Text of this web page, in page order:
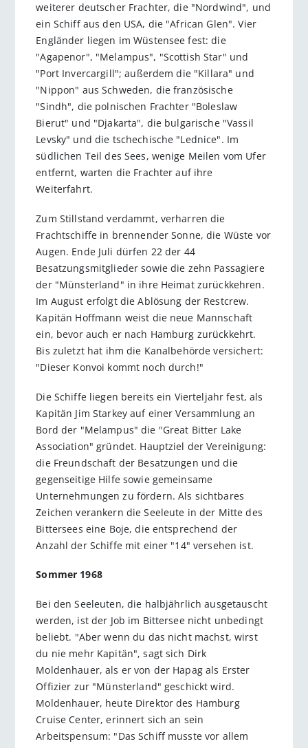
weiterer deutscher Frachter, die "Nordwind", und
ein Schiff aus den USA, die "African Glen". Vier
Engländer liegen im Wüstensee fest: die
"Agapenor", "Melampus", "Scottish Star" und
"Port Invercargill"; außerdem die "Killara" und
"Nippon" aus Schweden, die französische
"Sindh", die polnischen Frachter "Boleslaw
Bierut" und "Djakarta", die bulgarische "Vassil
Levsky" und die tschechische "Lednice". Im
südlichen Teil des Sees, wenige Meilen vom Ufer
entfernt, warten die Frachter auf ihre
Weiterfahrt.
Zum Stillstand verdammt, verharren die
Frachtschiffe in brennender Sonne, die Wüste vor
Augen. Ende Juli dürfen 22 der 44
Besatzungsmitglieder sowie die zehn Passagiere
der "Münsterland" in ihre Heimat zurückkehren.
Im August erfolgt die Ablösung der Restcrew.
Kapitän Hoffmann weist die neue Mannschaft
ein, bevor auch er nach Hamburg zurückkehrt.
Bis zuletzt hat ihm die Kanalbehörde versichert:
"Dieser Konvoi kommt noch durch!"
Die Schiffe liegen bereits ein Vierteljahr fest, als
Kapitän Jim Starkey auf einer Versammlung an
Bord der "Melampus" die "Great Bitter Lake
Association" gründet. Hauptziel der Vereinigung:
die Freundschaft der Besatzungen und die
gegenseitige Hilfe sowie gemeinsame
Unternehmungen zu fördern. Als sichtbares
Zeichen verankern die Seeleute in der Mitte des
Bittersees eine Boje, die entsprechend der
Anzahl der Schiffe mit einer "14" versehen ist.
Sommer 1968
Bei den Seeleuten, die halbjährlich ausgetauscht
werden, ist der Job im Bittersee nicht unbedingt
beliebt. "Aber wenn du das nicht machst, wirst
du nie mehr Kapitän", sagt sich Dirk
Moldenhauer, als er von der Hapag als Erster
Offizier zur "Münsterland" geschickt wird.
Moldenhauer, heute Direktor des Hamburg
Cruise Center, erinnert sich an sein
Arbeitspensum: "Das Schiff musste vor allem